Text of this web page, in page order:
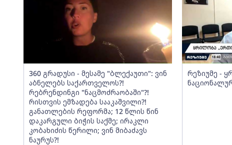
360 გრადუსი - მესამე "ბლექაუთი": ვინ
აბნელებს საქართველოს?!
რებრენდინგი "ნაცმოძრაობაში"?!
რისთვის ემზადება სააკაშვილი?!
განათლების რეფორმა; 12 წლის წინ
დაკარგული ბიჭის საქმე; ირაკლი
კობახიძის წერილი; ვინ მიბაძავს
ნაურუს?!
რეზიუმე -